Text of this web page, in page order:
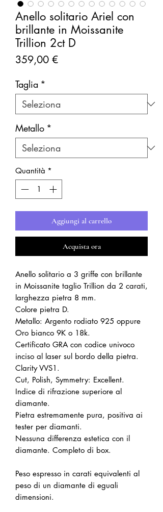
Anello solitario Ariel con
brillante in Moissanite
Trillion 2ct D
359,00 €Prezzo
Taglia *
Metallo *
Quantità *
Aggiungi al carrello
Acquista ora
Anello solitario a 3 griffe con brillante
in Moissanite taglio Trillion da 2 carati,
larghezza pietra 8 mm.
Colore pietra D.
Metallo: Argento rodiato 925 oppure
Oro bianco 9K o 18k.
Certificato GRA con codice univoco
inciso al laser sul bordo della pietra.
Clarity VVS1.
Cut, Polish, Symmetry: Excellent.
Indice di rifrazione superiore al
diamante.
Pietra estremamente pura, positiva ai
tester per diamanti.
Nessuna differenza estetica con il
diamante. Completo di box.
Peso espresso in carati equivalenti al
peso di un diamante di eguali
dimensioni.